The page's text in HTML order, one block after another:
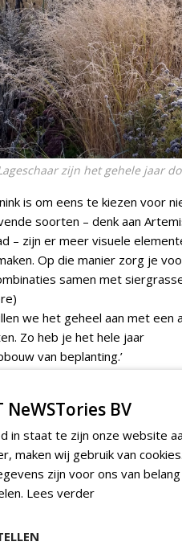
zijn het gehele jaar
is om eens te kiezen voor
soorten – denk aan
– zijn er meer visuele
Op die manier zorg je
samen met
we het geheel aan met een
Zo heb je het hele jaar
van beplanting.’
NeWSTories BV
in staat te zijn onze website
maken wij gebruik van cookies.
zijn voor ons van
Lees verder